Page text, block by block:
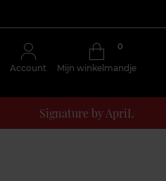
Account Mijn winkelmandje
0
Signature by ApriL